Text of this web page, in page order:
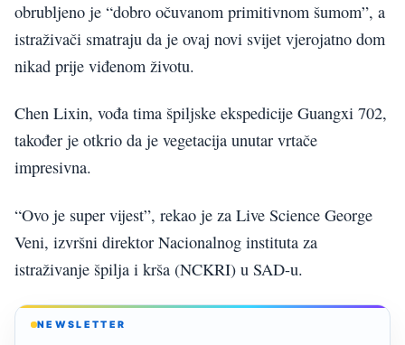
obrubljeno je “dobro očuvanom primitivnom šumom”, a
istraživači smatraju da je ovaj novi svijet vjerojatno dom
nikad prije viđenom životu.
Chen Lixin, vođa tima špiljske ekspedicije Guangxi 702,
također je otkrio da je vegetacija unutar vrtače
impresivna.
“Ovo je super vijest”, rekao je za Live Science George
Veni, izvršni direktor Nacionalnog instituta za
istraživanje špilja i krša (NCKRI) u SAD-u.
NEWSLETTER